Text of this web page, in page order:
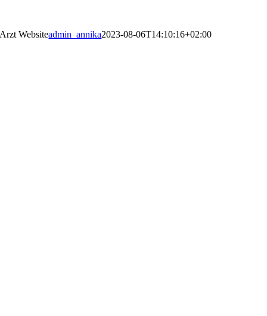
Arzt Websiteadmin_annika2023-08-06T14:10:16+02:00